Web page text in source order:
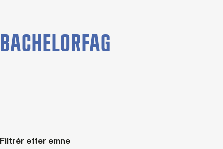
BACHELORFAG
Filtrér efter emne